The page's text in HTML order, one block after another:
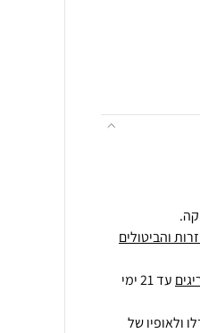
והביטולים
עד 21 ימי
ולאופיו של